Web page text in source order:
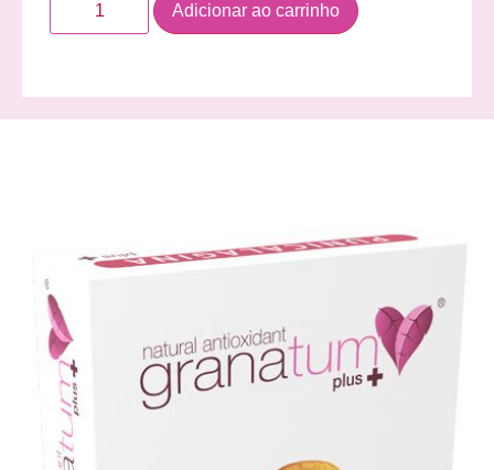
Adicionar ao carrinho